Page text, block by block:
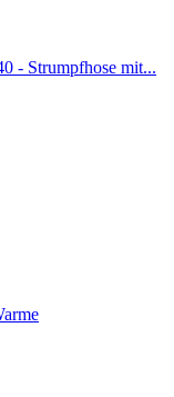
- Strumpfhose mit...